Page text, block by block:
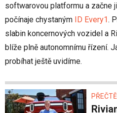
softwarovou platformu a začne
počínaje chystaným ID Every1.
slabin koncernových vozidel a
blíže plně autonomnímu řízení.
probíhat ještě uvidíme.
Rivian: všechny elektrické